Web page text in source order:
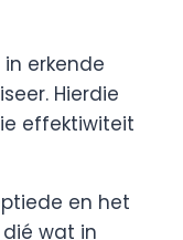
erkende
Hierdie
effektiwiteit
en het
wat in